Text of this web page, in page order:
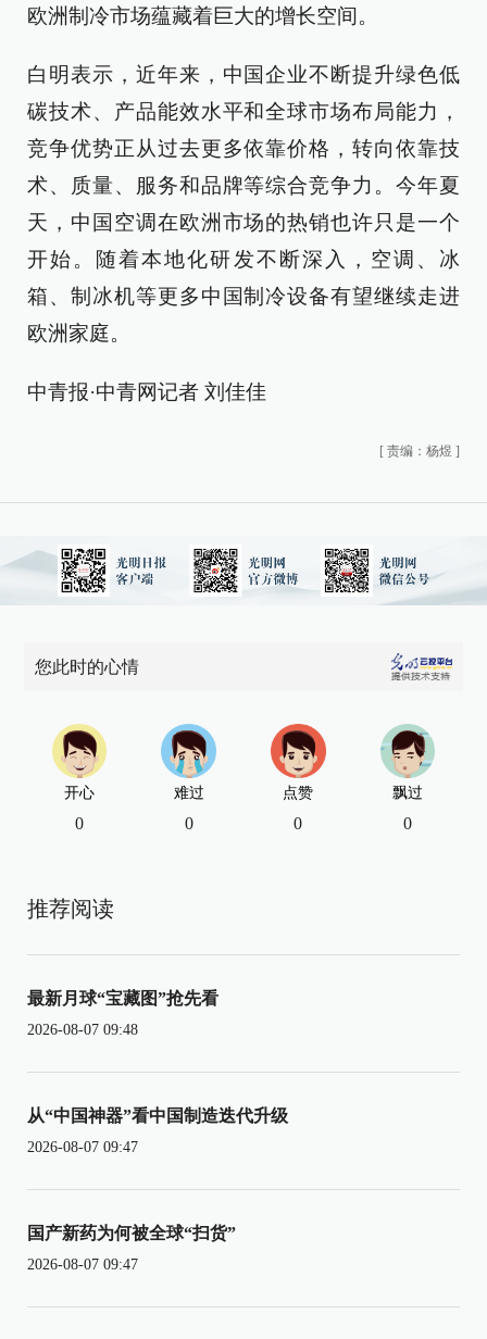
欧洲制冷市场蕴藏着巨大的增长空间。
白明表示，近年来，中国企业不断提升绿色低
碳技术、产品能效水平和全球市场布局能力，
竞争优势正从过去更多依靠价格，转向依靠技
术、质量、服务和品牌等综合竞争力。今年夏
天，中国空调在欧洲市场的热销也许只是一个
开始。随着本地化研发不断深入，空调、冰
箱、制冰机等更多中国制冷设备有望继续走进
欧洲家庭。
中青报·中青网记者 刘佳佳
[ 责编：杨煜 ]
您此时的心情
开心
0
难过
0
点赞
0
飘过
0
推荐阅读
最新月球“宝藏图”抢先看
2026-08-07 09:48
从“中国神器”看中国制造迭代升级
2026-08-07 09:47
国产新药为何被全球“扫货”
2026-08-07 09:47